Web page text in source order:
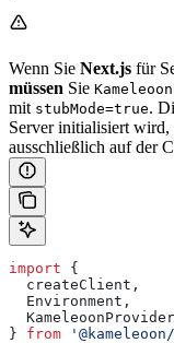
Wenn Sie Next.js für
müssen Sie
mit stubMode=true.
Server initialisiert wird,
ausschließlich auf der
import {
  createClient
,
  Environment
,
  KameleoonProvider
} from